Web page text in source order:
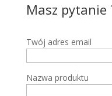
Masz pytanie
Twój adres email
Nazwa produktu